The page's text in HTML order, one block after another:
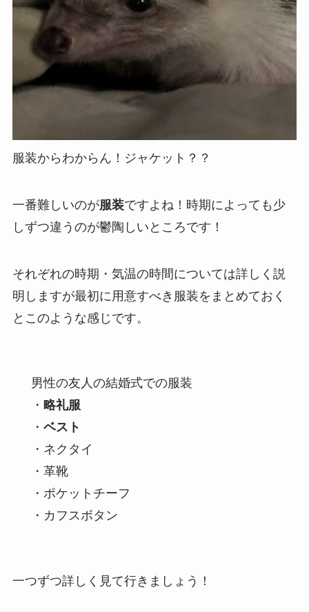
服装からわからん！ジャケット？？
一番難しいのが服装ですよね！ 時期によっても少
しずつ違うのが鬱陶しいところです！
それぞれの時期・気温の時間については詳しく説
明しますが最初に用意すべき服装をまとめておく
とこのような感じです。
男性の友人の結婚式での服装
・ 略礼服
・ ベスト
・ネクタイ
・革靴
・ポケットチーフ
・カフスボタン
一つずつ詳しく見て行きましょう！